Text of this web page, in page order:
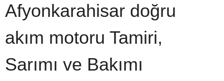
Afyonkarahisar doğru
akım motoru Tamiri,
Sarımı ve Bakımı